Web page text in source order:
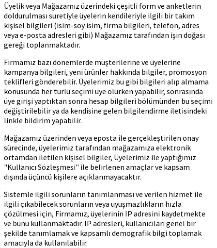
Üyelik veya Mağazamız üzerindeki çeşitli form ve anketlerin
doldurulması suretiyle üyelerin kendileriyle ilgili bir takım
kişisel bilgileri (isim-soy isim, firma bilgileri, telefon, adres
veya e-posta adresleri gibi) Mağazamız tarafından işin doğası
gereği toplanmaktadır.
Firmamız bazı dönemlerde müşterilerine ve üyelerine
kampanya bilgileri, yeni ürünler hakkında bilgiler, promosyon
teklifleri gönderebilir. Üyelerimiz bu gibi bilgileri alıp almama
konusunda her türlü seçimi üye olurken yapabilir, sonrasında
üye girişi yaptıktan sonra hesap bilgileri bölümünden bu seçimi
değiştirilebilir ya da kendisine gelen bilgilendirme iletisindeki
linkle bildirim yapabilir.
Mağazamız üzerinden veya eposta ile gerçekleştirilen onay
sürecinde, üyelerimiz tarafından mağazamıza elektronik
ortamdan iletilen kişisel bilgiler, Üyelerimiz ile yaptığımız
"Kullanıcı Sözleşmesi" ile belirlenen amaçlar ve kapsam
dışında üçüncü kişilere açıklanmayacaktır.
Sistemle ilgili sorunların tanımlanması ve verilen hizmet ile
ilgili çıkabilecek sorunların veya uyuşmazlıkların hızla
çözülmesi için, Firmamız, üyelerinin IP adresini kaydetmekte
ve bunu kullanmaktadır. IP adresleri, kullanıcıları genel bir
şekilde tanımlamak ve kapsamlı demografik bilgi toplamak
amacıyla da kullanılabilir.